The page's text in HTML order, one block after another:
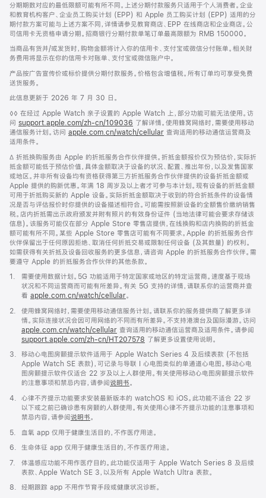
分期期数对应的最低限额可能有所不同。上述分期付款服务只适用于个人消费者。企业
和教育机构客户、企业员工购买计划 (EPP) 和 Apple 员工购买计划 (EPP) 适用的分
期付款方案可能与上述方案不同，详情请参见教育商店、EPP 在线商店和企业商店。公
司信用卡无资格申请分期。招商银行分期付款单笔订单最高限额为 RMB 150000。
当商品有货并/或发货时，购物金额将计入你的信用卡、支付宝或微信分付账单。相关财
务费用将显示在你的信用卡对账单、支付宝或微信账户中。
产品按广告宣传价或标价提供分期付款服务。价格包含增值税。所有订单均可享受免费
送货服务。
此信息更新于 2026 年 7 月 30 日。
脚
注
◊◊ 在经过 Apple Watch 亲子设置的 Apple Watch 上，部分功能可能无法使用。访
问 support.apple.com/zh-cn/109036 (在
新
中
打
开)
了解详情。使用蜂窝网络时，需要使用移动
通信服务计划。访问 apple.com.cn/watch/cellular 查询适用的移动通信运营商及
适用条件。
脚
注
∆ 折抵换购服务由 Apple 的折抵服务合作伙伴提供。折抵金额报价仅为预估价，实际折
抵金额可能低于预估价值，具体金额取决于设备的状况、配置、推出年份，以及发售国家
或地区。并非所有设备均有资格获得第三方折抵服务合作伙伴提供的设备折抵金额或
Apple 提供的购新优惠。年满 18 周岁及以上者才可参与本计划。现有设备的折抵金额
可用于折抵购买新的 Apple 设备。实际折抵金额取决于收到的符合折抵条件的设备情
况是否与评估报价时你提供的设备描述相符合。可能需按照新设备的全额售价缴纳销售
税。店内折抵需出示政府颁发并附有照片的有效身份证件 (当地法律可能会要求存储该
信息)。该服务可能仅在部分 Apple Store 零售店提供，在线换购和店内换购的折抵金
额可能有所不同。某些 Apple Store 零售店可能有不同要求。Apple 的折抵服务合作
伙伴保留出于任何原因拒绝、取消任何折抵交易或限制任何设备 (及其数量) 的权利。
如需获得有关折抵及设备回收服务的更多信息，请咨询 Apple 的折抵服务合作伙伴。需
要遵守 Apple 的折抵服务合作伙伴的其他条款。
脚
1.
需要使用数据计划。5G 功能适用于特定国家或地区的特定运营商。速度基于现场
状况和不同运营商而可能有所差异。有关 5G 支持的详情，请联系你的运营商并查
看 apple.com.cn/watch/cellular。
脚
2.
使用蜂窝网络时，需要使用移动通信服务计划。请联系你的服务提供商了解更多详
情。实际连接状况会因可用网络的不同而有所差异。不支持港澳台及国际漫游。访问
apple.com.cn/watch/cellular 查询适用的移动通信运营商及适用条件。请参阅
support.apple.com/zh-cn/HT207578 (在
窗
口
中
开)
了解更多设置使用说明。
脚
3.
移动心电图房颤提示软件适用于 Apple Watch Series 4 及后续表款 (不包括
Apple Watch SE 表款)，可记录与导联 I 心电图类似的单通道心电图。移动心电
图房颤提示软件仅适合 22 岁及以上人群使用。有关使用移动心电图房颤提示软件
的注意事项和禁忌内容，请参阅 说明书。
脚
4.
心律不齐提示功能要求安装最新版本的 watchOS 和 iOS。此功能不适合 22 岁
以下或之前已确诊患有房颤的人群使用。有关使用心律不齐提示功能的注意事项和
禁忌内容，请参阅说明书。
脚
5. 血氧 app 仅用于健康生活目的，不作医疗用途。
脚
6. 生命体征 app 仅用于健康生活目的，不作医疗用途。
脚
7.
体温感应功能不用作医疗目的。此功能仅适用于 Apple Watch Series 8 及后续
表款、Apple Watch SE 3，以及所有 Apple Watch Ultra 表款。
脚
8. 经期跟踪 app 不用作节育手段或健康状况诊断。